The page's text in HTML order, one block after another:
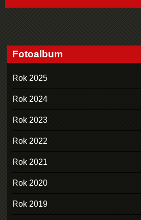
Fotoalbum
Rok 2025
Rok 2024
Rok 2023
Rok 2022
Rok 2021
Rok 2020
Rok 2019